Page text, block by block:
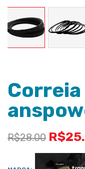
R$28.00 R$